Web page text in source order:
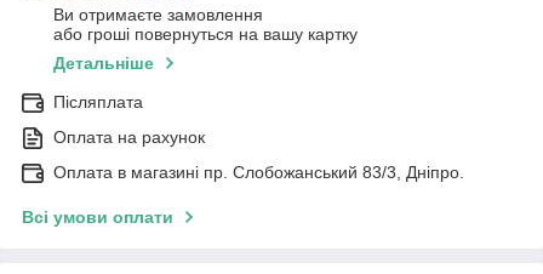
Ви отримаєте замовлення
або гроші повернуться на вашу картку
Детальніше
Післяплата
Оплата на рахунок
Оплата в магазині пр. Слобожанський 83/3, Дніпро.
Всі умови оплати